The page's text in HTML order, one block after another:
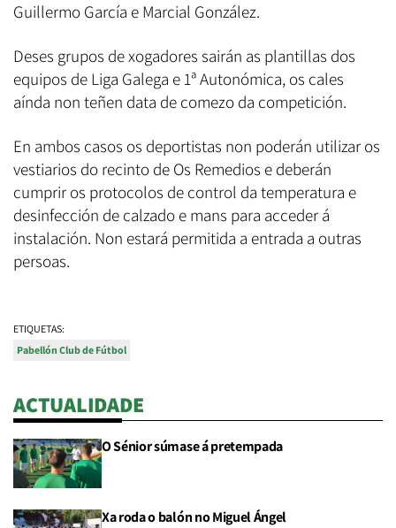
Guillermo García e Marcial González.
Deses grupos de xogadores sairán as plantillas dos
equipos de Liga Galega e 1ª Autonómica, os cales
aínda non teñen data de comezo da competición.
En ambos casos os deportistas non poderán utilizar os
vestiarios do recinto de Os Remedios e deberán
cumprir os protocolos de control da temperatura e
desinfección de calzado e mans para acceder á
instalación. Non estará permitida a entrada a outras
persoas.
ETIQUETAS:
Pabellón Club de Fútbol
ACTUALIDADE
O Sénior súmase á pretempada
Xa roda o balón no Miguel Ángel